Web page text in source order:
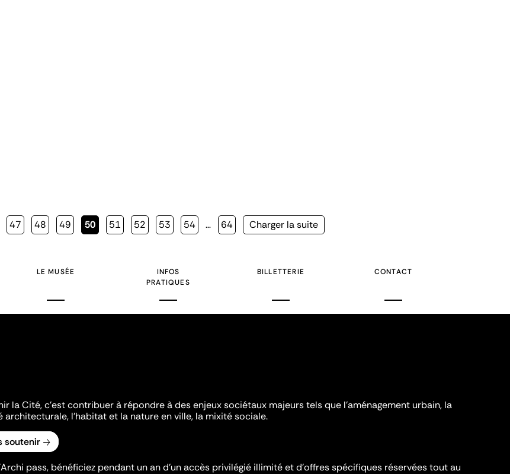
Page
47 Page
48 Page
49
Page
50 Page
51 Page
52 Page
53 Page
54 … Page
64
Page
Charger la suite
LE MUSÉE
INFOS
PRATIQUES
BILLETTERIE CONTACT
la Cité, c'est contribuer à répondre à des enjeux sociétaux majeurs tels que l'aménagement urbain, la
architecturale, l'habitat et la nature en ville, la mixité sociale.
soutenir
pass, bénéficiez pendant un an d’un accès privilégié illimité et d’offres spécifiques réservées tout au